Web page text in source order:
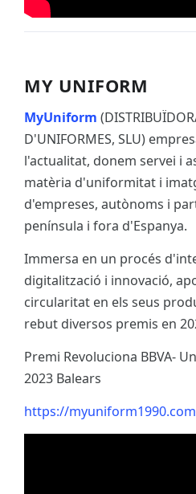
MY UNIFORM
MyUniform
D'UNIFORMES, SLU)
l'actualitat, donem servei i
matèria d'uniformitat i
d'empreses, autònoms i
península i fora d'Espanya.
Immersa en un procés
digitalització i innovació,
circularitat en els seus
rebut diversos premis en
Premi Revoluciona BBVA-
2023 Balears
https://